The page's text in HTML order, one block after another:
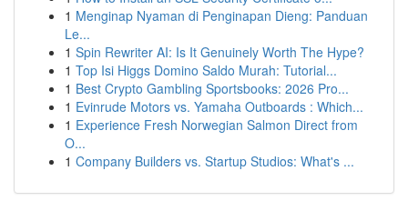
1 Menginap Nyaman di Penginapan Dieng: Panduan
Le...
1 Spin Rewriter AI: Is It Genuinely Worth The Hype?
1 Top Isi Higgs Domino Saldo Murah: Tutorial...
1 Best Crypto Gambling Sportsbooks: 2026 Pro...
1 Evinrude Motors vs. Yamaha Outboards : Which...
1 Experience Fresh Norwegian Salmon Direct from
O...
1 Company Builders vs. Startup Studios: What's ...